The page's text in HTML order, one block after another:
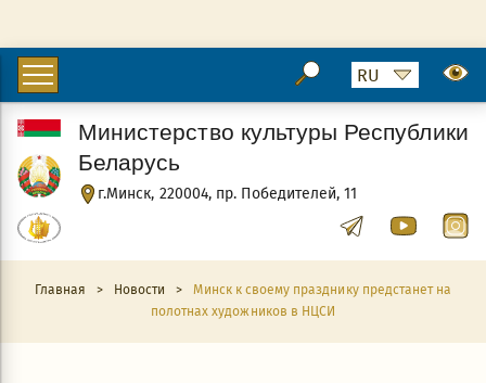
г.Минск, 220004, пр. Победителей, 11
Министерство культуры Республики
Беларусь
Главная > Новости >
Минск к своему празднику предстанет на
полотнах художников в НЦСИ